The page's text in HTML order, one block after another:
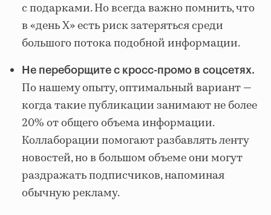
с подарками. Но всегда важно помнить, что
в «день Х» есть риск затеряться среди
большого потока подобной информации.
Не переборщите с кросс-промо в соцсетях.
По нашему опыту, оптимальный вариант —
когда такие публикации занимают не более
20% от общего объема информации.
Коллаборации помогают разбавлять ленту
новостей, но в большом объеме они могут
раздражать подписчиков, напоминая
обычную рекламу.